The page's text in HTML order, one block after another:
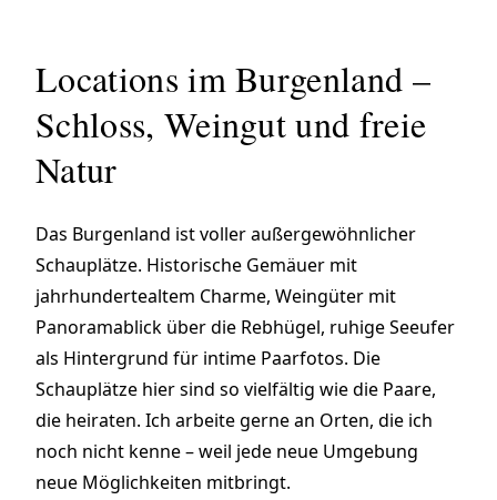
Locations im Burgenland –
Schloss, Weingut und freie
Natur
Das Burgenland ist voller außergewöhnlicher
Schauplätze. Historische Gemäuer mit
jahrhundertealtem Charme, Weingüter mit
Panoramablick über die Rebhügel, ruhige Seeufer
als Hintergrund für intime Paarfotos. Die
Schauplätze hier sind so vielfältig wie die Paare,
die heiraten. Ich arbeite gerne an Orten, die ich
noch nicht kenne – weil jede neue Umgebung
neue Möglichkeiten mitbringt.